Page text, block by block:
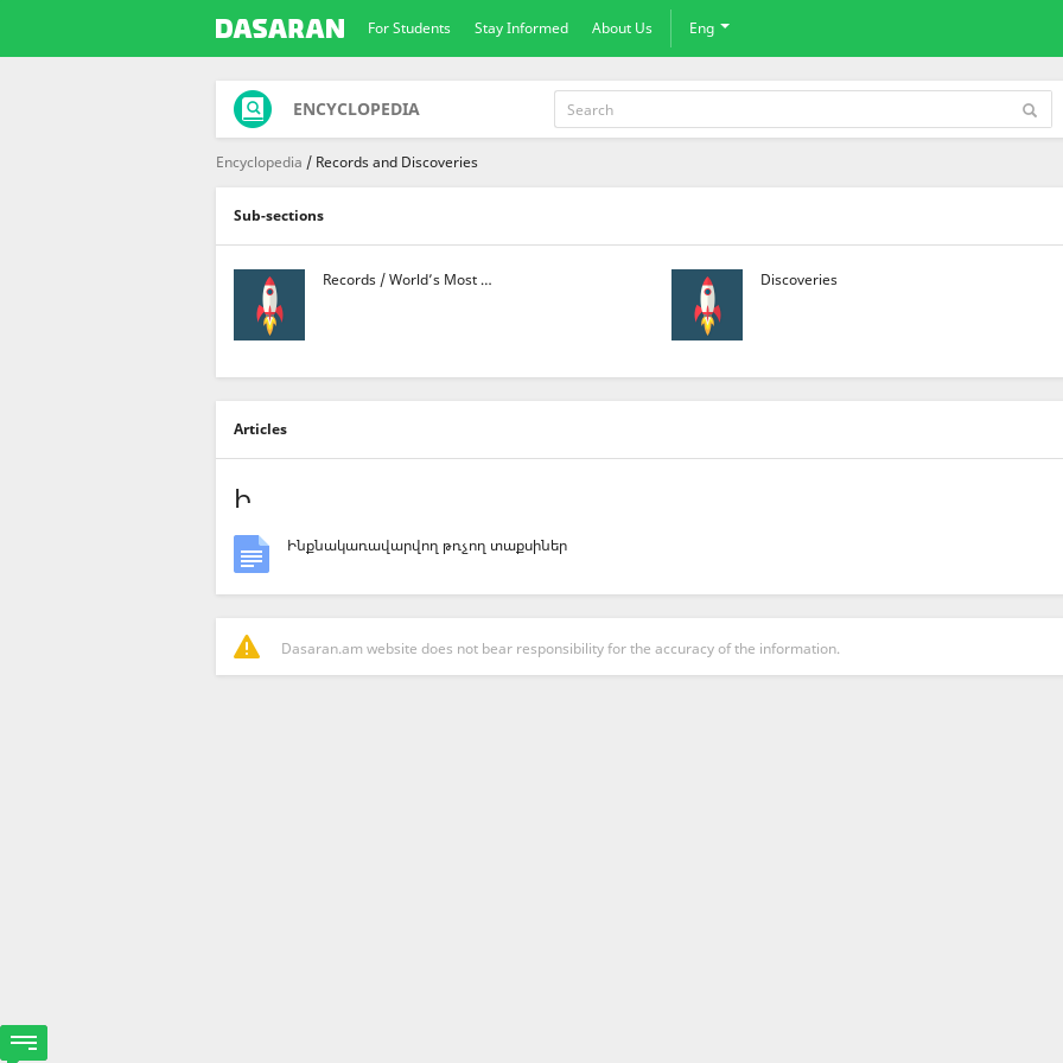
For Students Stay Informed About Us Eng
ENCYCLOPEDIA
Encyclopedia Records and Discoveries
Sub-sections
Records / World’s Most … Discoveries
Articles
Ի
Ինքնակառավարվող թռչող տաքսիներ
Dasaran.am website does not bear responsibility for the accuracy of the information.